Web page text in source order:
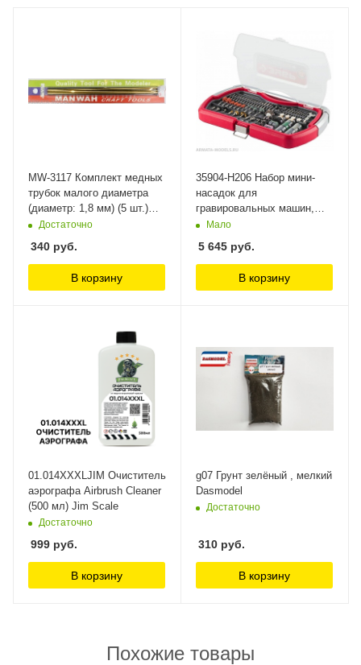
MW-3117 Комплект медных
трубок малого диаметра
(диаметр: 1,8 мм) (5 шт.)
ManWah
Достаточно
340 руб.
В корзину
35904-H206 Набор мини-
насадок для
гравировальных машин,
206 предметов Зубр
Мало
5 645 руб.
В корзину
01.014XXXLJIM Очиститель
аэрографа Airbrush Cleaner
(500 мл) Jim Scale
Достаточно
999 руб.
В корзину
g07 Грунт зелёный , мелкий
Dasmodel
Достаточно
310 руб.
В корзину
Похожие товары